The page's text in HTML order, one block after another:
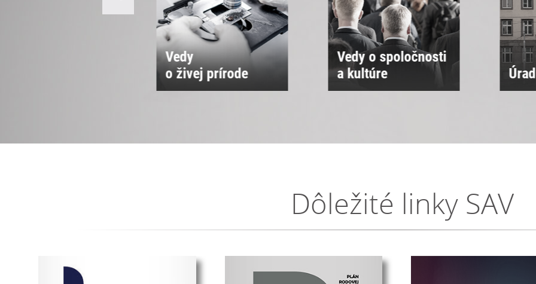
Vedy o spoločnosti
a kultúre
Úrad SAV
Dôležité linky SAV